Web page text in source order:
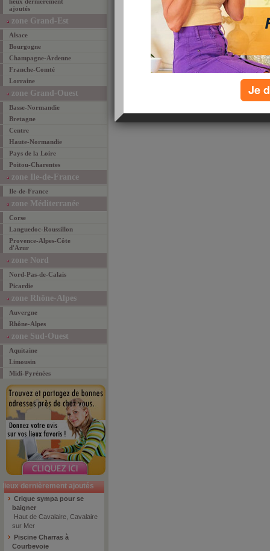
ajoutés
zone Grand-Est
Alsace
Bourgogne
Champagne-Ardenne
Franche-Comté
Lorraine
zone Grand-Ouest
Basse-Normandie
Bretagne
Centre
Haute-Normandie
Pays de la Loire
Poitou-Charentes
zone Ile-de-France
Ile-de-France
zone Méditerranée
Corse
Languedoc-Roussillon
Provence-Alpes-Côte
d'Azur
zone Nord
Nord-Pas-de-Calais
Picardie
zone Rhône-Alpes
Auvergne
Rhône-Alpes
zone Sud-Ouest
Aquitaine
Limousin
Midi-Pyrénées
lieux dernièrement ajoutés
Crique sympa pour se
baigner
Haut de Cavalaire, Cavalaire
sur Mer
Piscine Charras à
Courbevoie
favoris
Je